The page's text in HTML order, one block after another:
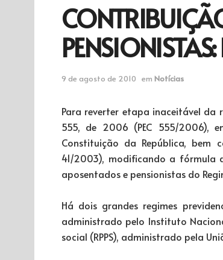
9 de agosto de 2010 em Notícias
Para reverter etapa inaceitável da
555, de 2006 (PEC 555/2006),
Constituição da República, bem
41/2003), modificando a fórmula
aposentados e pensionistas do
Há dois grandes regimes
administrado pelo Instituto
social (RPPS), administrado pela